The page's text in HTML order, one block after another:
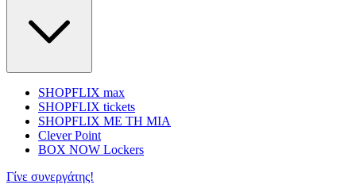
SHOPFLIX max
SHOPFLIX tickets
SHOPFLIX ΜΕ ΤΗ ΜΙΑ
Clever Point
BOX NOW Lockers
Γίνε συνεργάτης!